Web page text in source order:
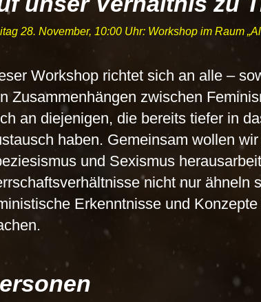
28. November, 10:00 Uhr: Workshop im Raum
Workshop richtet sich an alle –
Zusammenhängen zwischen
an diejenigen, die bereits tiefer in
haben. Gemeinsam wollen
und Sexismus
nicht nur ähneln
Erkenntnisse und